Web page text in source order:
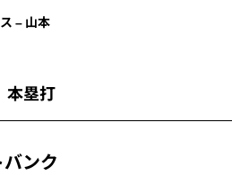
– 山本
本塁打
ンク